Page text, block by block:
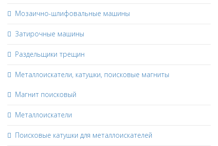
Мозаично-шлифовальные машины
Затирочные машины
Раздельщики трещин
Металлоискатели, катушки, поисковые магниты
Магнит поисковый
Металлоискатели
Поисковые катушки для металлоискателей